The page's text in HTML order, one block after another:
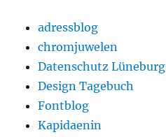
adressblog
chromjuwelen
Datenschutz Lüneburg
Design Tagebuch
Fontblog
Kapidaenin